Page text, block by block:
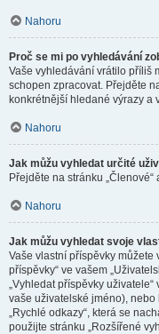
Nahoru
Proč se mi po vyhledávání
Vaše vyhledávání vrátilo příliš
schopen zpracovat. Přejděte
konkrétnější hledané výrazy a
Nahoru
Jak můžu vyhledat určité
Přejděte na stránku
Nahoru
Jak můžu vyhledat svoje
Vaše vlastní příspěvky můžete
příspěvky“ ve vašem
„Vyhledat příspěvky
vaše uživatelské jméno), nebo
„Rychlé odkazy“, která se
použijte stránku „Rozšířené